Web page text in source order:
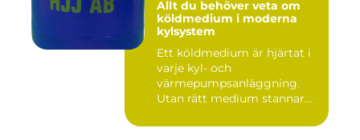
Allt du behöver veta om
köldmedium i moderna
kylsystem
Ett köldmedium är hjärtat i
varje kyl- och
värmepumpsanläggning.
Utan rätt medium stannar